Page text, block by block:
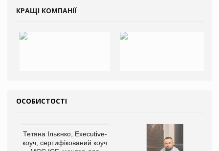
КРАЩІ КОМПАНІЇ
ОСОБИСТОСТІ
Тетяна Ільєнко, Executive-
коуч, сертифікований коуч